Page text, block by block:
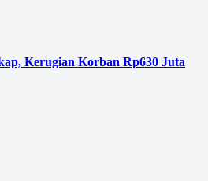
Kerugian Korban Rp630 Juta